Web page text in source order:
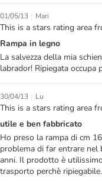
01/05/13 | Mari
This is a stars rating area
Rampa in legno
La salvezza della mia
labrador! Ripiegata occupa
30/04/13 | Lu
This is a stars rating area
utile e ben fabbricato
Ho preso la rampa di cm
problema di far entrare nel
anni. Il prodotto è
trasporto perchè